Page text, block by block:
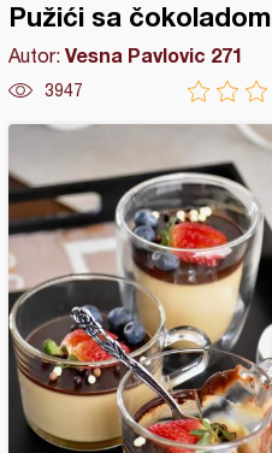
Pužići sa čokoladom
Autor: Vesna Pavlovic 271
3947